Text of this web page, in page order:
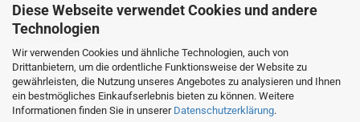
Diese Webseite verwendet Cookies und andere
Technologien
Wir verwenden Cookies und ähnliche Technologien, auch von
Drittanbietern, um die ordentliche Funktionsweise der Website zu
gewährleisten, die Nutzung unseres Angebotes zu analysieren und Ihnen
ein bestmögliches Einkaufserlebnis bieten zu können. Weitere
Informationen finden Sie in unserer Datenschutzerklärung.
BANKVERBINDUNG
Unser Bankverbindung:
Volksbank Wien
Kontoinhaber: Josef Brückler